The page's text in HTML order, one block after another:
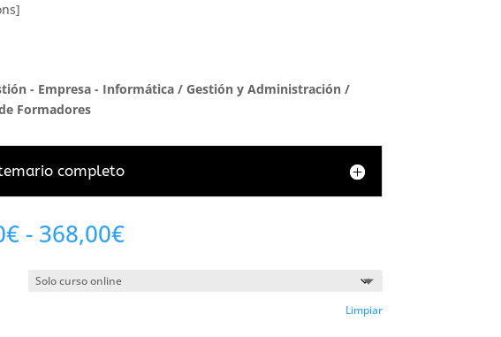
- Empresa - Informática/ Gestión y Administración/
Formadores
completo
€ - 368,00€Rango
de
Limpiar